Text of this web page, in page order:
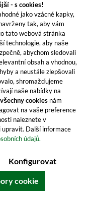
a
- s cookies!
jako vzácné kapky,
tak, aby vám
tato webová stránka
technologie, aby naše
abychom sledovali
obsah a vhodnou,
a neustále zlepšovali
shromažďujeme
naše nabídky na
cookies nám
na vaše preference
naleznete v
Další informace
údajů.
Konfigurovat
cookie